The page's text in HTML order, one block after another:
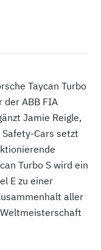
Taycan Turbo
der ABB FIA
Jamie Reigle,
Safety-Cars setzt
Turbo S wird ein
E zu einer
aller